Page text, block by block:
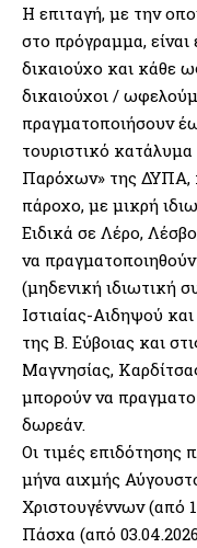
Η επιταγή, με την
στο πρόγραμμα, είναι
δικαιούχο και κάθε
δικαιούχοι /
πραγματοποιήσουν
τουριστικό
Παρόχων» της ΔΥΠΑ,
πάροχο, με μικρή
Ειδικά σε Λέρο,
να
(μηδενική ιδιωτική
Ιστιαίας-Αιδηψού
της Β. Εύβοιας και
Μαγνησίας,
μπορούν να
δωρεάν.
Οι τιμές επιδότησης
μήνα αιχμής
Χριστουγέννων (από
Πάσχα (από